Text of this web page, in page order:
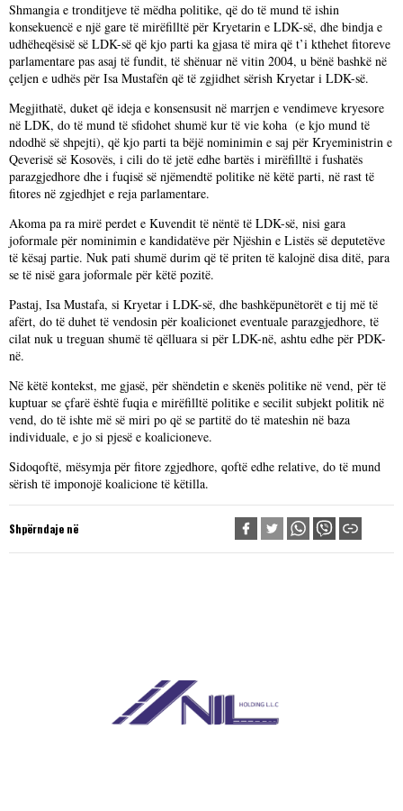
Shmangia e tronditjeve të mëdha politike, që do të mund të ishin
konsekuencë e një gare të mirëfilltë për Kryetarin e LDK-së, dhe bindja e
udhëheqësisë së LDK-së që kjo parti ka gjasa të mira që t’i kthehet fitoreve
parlamentare pas asaj të fundit, të shënuar në vitin 2004, u bënë bashkë në
çeljen e udhës për Isa Mustafën që të zgjidhet sërish Kryetar i LDK-së.
Megjithatë, duket që ideja e konsensusit në marrjen e vendimeve kryesore
në LDK, do të mund të sfidohet shumë kur të vie koha (e kjo mund të
ndodhë së shpejti), që kjo parti ta bëjë nominimin e saj për Kryeministrin e
Qeverisë së Kosovës, i cili do të jetë edhe bartës i mirëfilltë i fushatës
parazgjedhore dhe i fuqisë së njëmendtë politike në këtë parti, në rast të
fitores në zgjedhjet e reja parlamentare.
Akoma pa ra mirë perdet e Kuvendit të nëntë të LDK-së, nisi gara
joformale për nominimin e kandidatëve për Njëshin e Listës së deputetëve
të kësaj partie. Nuk pati shumë durim që të priten të kalojnë disa ditë, para
se të nisë gara joformale për këtë pozitë.
Pastaj, Isa Mustafa, si Kryetar i LDK-së, dhe bashkëpunëtorët e tij më të
afërt, do të duhet të vendosin për koalicionet eventuale parazgjedhore, të
cilat nuk u treguan shumë të qëlluara si për LDK-në, ashtu edhe për PDK-
në.
Në këtë kontekst, me gjasë, për shëndetin e skenës politike në vend, për të
kuptuar se çfarë është fuqia e mirëfilltë politike e secilit subjekt politik në
vend, do të ishte më së miri po që se partitë do të mateshin në baza
individuale, e jo si pjesë e koalicioneve.
Sidoqoftë, mësymja për fitore zgjedhore, qoftë edhe relative, do të mund
sërish të imponojë koalicione të këtilla.
Shpërndaje në